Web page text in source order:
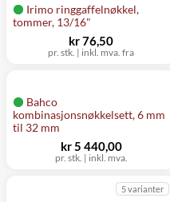
Irimo ringgaffelnøkkel,
tommer, 13/16"
pr. stk. | inkl. mva. fra
kr 76,50
Bahco
kombinasjonsnøkkelsett, 6 mm
til 32 mm
pr. stk. | inkl. mva.
kr 5 440,00
5 varianter